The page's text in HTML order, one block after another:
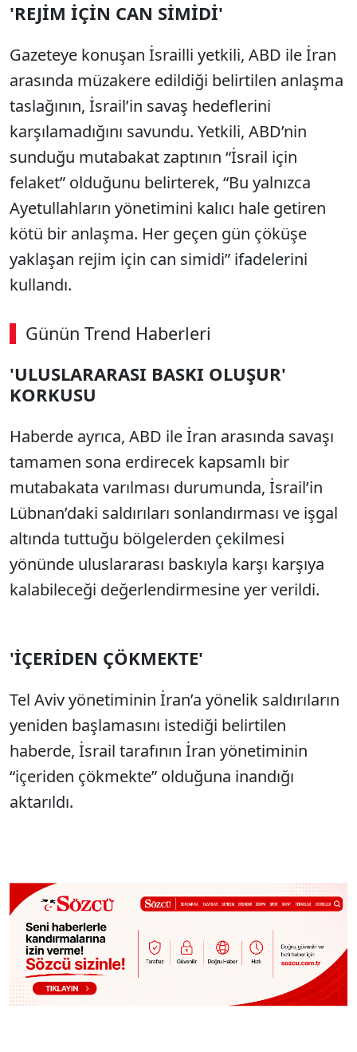
'REJİM İÇİN CAN SİMİDİ'
Gazeteye konuşan İsrailli yetkili, ABD ile İran
arasında müzakere edildiği belirtilen anlaşma
taslağının, İsrail’in savaş hedeflerini
karşılamadığını savundu. Yetkili, ABD’nin
sunduğu mutabakat zaptının “İsrail için
felaket” olduğunu belirterek, “Bu yalnızca
Ayetullahların yönetimini kalıcı hale getiren
kötü bir anlaşma. Her geçen gün çöküşe
yaklaşan rejim için can simidi” ifadelerini
kullandı.
Günün Trend Haberleri
'ULUSLARARASI BASKI OLUŞUR'
KORKUSU
Haberde ayrıca, ABD ile İran arasında savaşı
tamamen sona erdirecek kapsamlı bir
mutabakata varılması durumunda, İsrail’in
Lübnan’daki saldırıları sonlandırması ve işgal
altında tuttuğu bölgelerden çekilmesi
yönünde uluslararası baskıyla karşı karşıya
kalabileceği değerlendirmesine yer verildi.
'İÇERİDEN ÇÖKMEKTE'
Tel Aviv yönetiminin İran’a yönelik saldırıların
yeniden başlamasını istediği belirtilen
haberde, İsrail tarafının İran yönetiminin
“içeriden çökmekte” olduğuna inandığı
aktarıldı.